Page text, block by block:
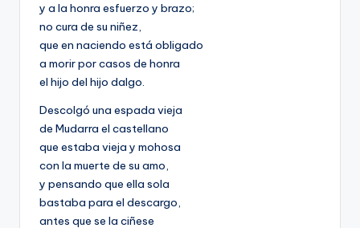
y a la honra esfuerzo y brazo;
no cura de su niñez,
que en naciendo está obligado
a morir por casos de honra
el hijo del hijo dalgo.
Descolgó una espada vieja
de Mudarra el castellano
que estaba vieja y mohosa
con la muerte de su amo,
y pensando que ella sola
bastaba para el descargo,
antes que se la ciñese